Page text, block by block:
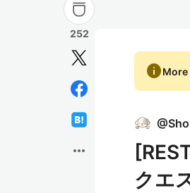
252
more_horiz
infoMore
@
クエ